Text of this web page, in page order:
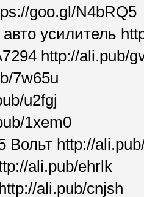
goo.gl/N4bRQ5
усилитель
http://ali.pub/
7w65u
u2fgj
1xem0
Вольт http://
ali.pub/ehrlk
ali.pub/cnjsh